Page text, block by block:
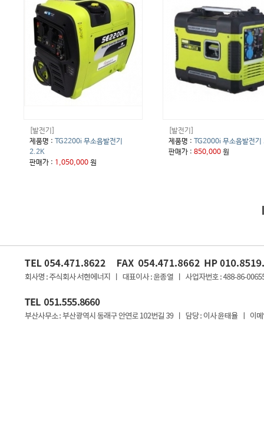
[발전기]
제품명 : TG2200i 무소음발전기
2.2K
판매가 : 1,050,000 원
[발전기]
제품명 : TG2000i 무소음발전기
판매가 :850,000 원